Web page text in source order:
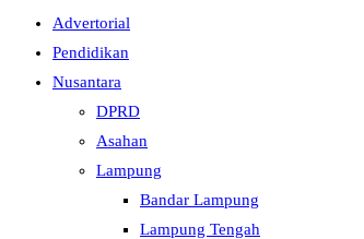
Advertorial
Pendidikan
Nusantara
DPRD
Asahan
Lampung
Bandar Lampung
Lampung Tengah